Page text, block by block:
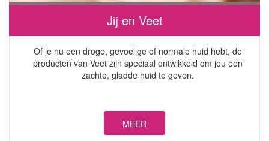
Jij en Veet
Of je nu een droge, gevoelige of normale huid hebt, de
producten van Veet zijn speciaal ontwikkeld om jou een
zachte, gladde huid te geven.
MEER